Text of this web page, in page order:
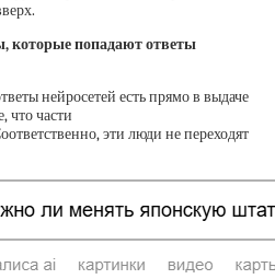
которые попадают ответы
нейросетей есть прямо в выдаче
что части
эти люди не переходят